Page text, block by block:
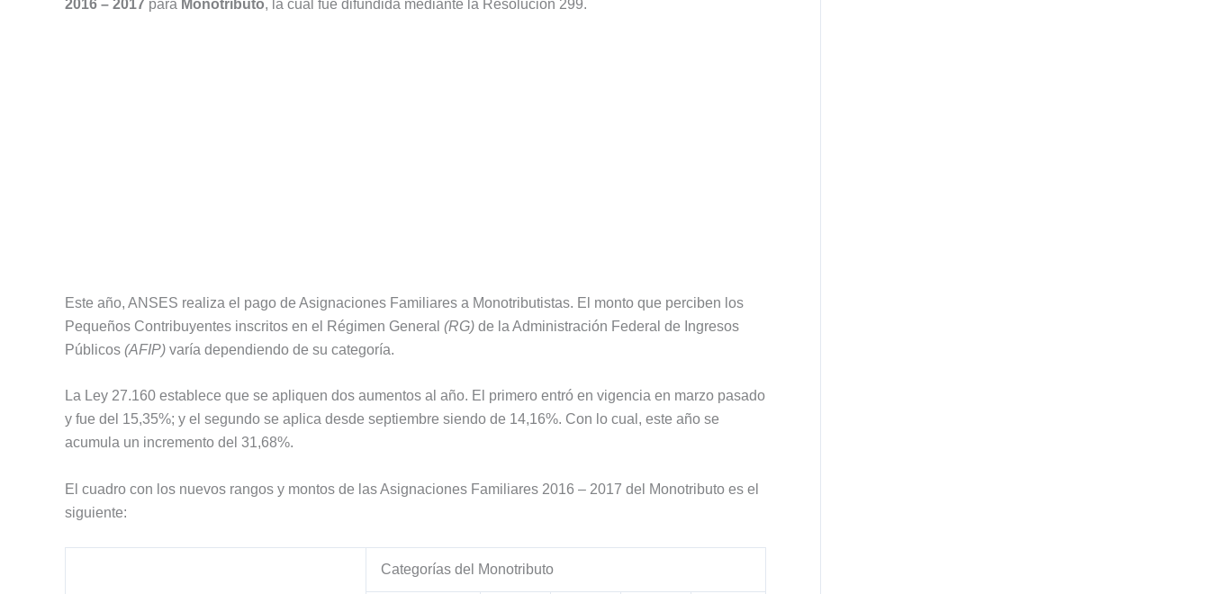
2016 – 2017 para Monotributo, la cual fue difundida mediante la Resolución 299.
Este año, ANSES realiza el pago de Asignaciones Familiares a Monotributistas. El monto que perciben los
Pequeños Contribuyentes inscritos en el Régimen General (RG) de la Administración Federal de Ingresos
Públicos (AFIP) varía dependiendo de su categoría.
La Ley 27.160 establece que se apliquen dos aumentos al año. El primero entró en vigencia en marzo pasado
y fue del 15,35%; y el segundo se aplica desde septiembre siendo de 14,16%. Con lo cual, este año se
acumula un incremento del 31,68%.
El cuadro con los nuevos rangos y montos de las Asignaciones Familiares 2016 – 2017 del Monotributo es el
siguiente:
Categorías del Monotributo